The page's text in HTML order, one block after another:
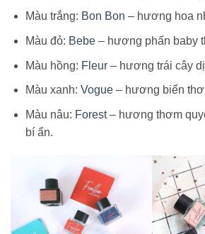
Màu trắng: Bon Bon – hương hoa
Màu đỏ: Bebe– hương phấn baby
Màu hồng: Fleur– hương trái cây
Màu xanh: Vogue– hương biển
Màu nâu: Forest– hương thơm
bí ẩn.